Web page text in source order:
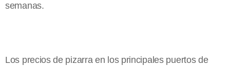
semanas.
Los precios de pizarra en los principales puertos de